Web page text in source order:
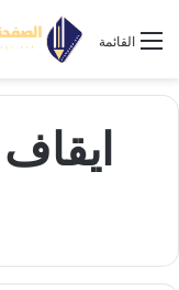
القائمة
ايقاف